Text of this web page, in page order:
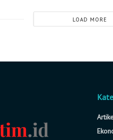
LOAD MORE